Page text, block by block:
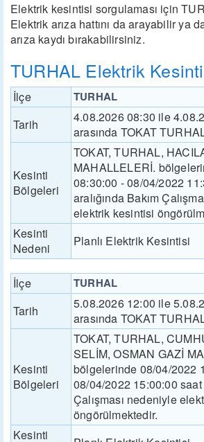
Elektrik kesintisi sorgulaması için
Elektrik arıza hattını da arayabilir ya
arıza kaydı bırakabilirsiniz.
TURHAL Elektrik
İlçe TURHAL
Tarih
4.08.2026 08:30 ile
arasında TOKAT
Kesinti
Bölgeleri
TOKAT, TURHAL,
MAHALLELERİ.
08:30:00 - 08/04/2022
aralığında Bakım
elektrik kesintisi
Kesinti
Nedeni
Planlı Elektrik Kesintisi
İlçe TURHAL
Tarih
5.08.2026 12:00 ile
arasında TOKAT
Kesinti
Bölgeleri
TOKAT, TURHAL,
SELİM, OSMAN GAZİ
bölgelerinde 08/04/2022
08/04/2022 15:00:00 saat
Çalışması nedeniyle
öngörülmektedir.
Kesinti